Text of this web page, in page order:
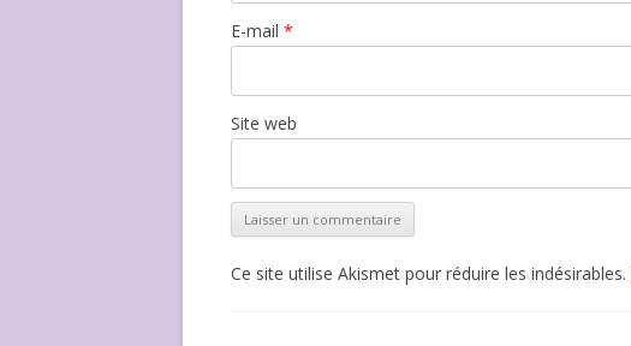
E-mail *
Site web
Ce site utilise Akismet pour réduire les indésirables.